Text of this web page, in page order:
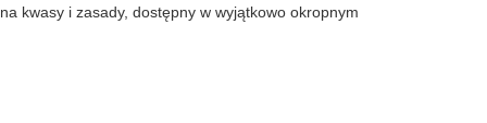
kwasy i zasady, dostępny w wyjątkowo okropnym